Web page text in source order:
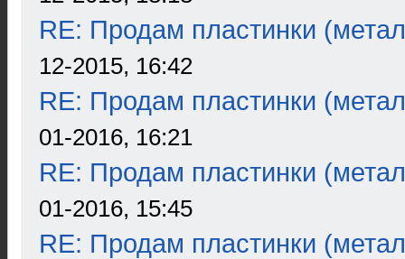
RE: Продам пластинки
12-2015, 16:42
RE: Продам пластинки
01-2016, 16:21
RE: Продам пластинки
01-2016, 15:45
RE: Продам пластинки